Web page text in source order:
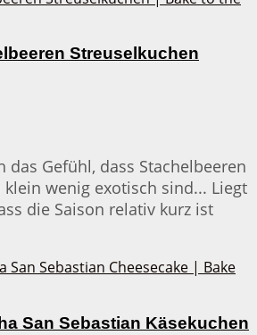
Streuselkuchen
das Gefühl, dass Stachelbeeren
wenig exotisch sind... Liegt
die Saison relativ kurz ist
San Sebastian Käsekuchen